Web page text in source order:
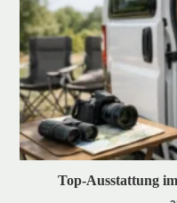
Top-Ausstattung